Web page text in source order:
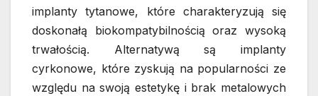
implanty tytanowe, które charakteryzują się
doskonałą biokompatybilnością oraz wysoką
trwałością. Alternatywą są implanty
cyrkonowe, które zyskują na popularności ze
względu na swoją estetykę i brak metalowych